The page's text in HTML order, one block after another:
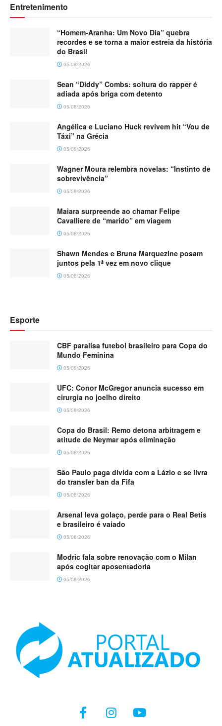
Entretenimento
“Homem-Aranha: Um Novo Dia” quebra
recordes e se torna a maior estreia da história
do Brasil
05/08/2026
Sean “Diddy” Combs: soltura do rapper é
adiada após briga com detento
05/08/2026
Angélica e Luciano Huck revivem hit “Vou de
Táxi” na Grécia
05/08/2026
Wagner Moura relembra novelas: “Instinto de
sobrevivência”
05/08/2026
Maiara surpreende ao chamar Felipe
Cavalliere de “marido” em viagem
05/08/2026
Shawn Mendes e Bruna Marquezine posam
juntos pela 1ª vez em novo clique
05/08/2026
Esporte
CBF paralisa futebol brasileiro para Copa do
Mundo Feminina
05/08/2026
UFC: Conor McGregor anuncia sucesso em
cirurgia no joelho direito
05/08/2026
Copa do Brasil: Remo detona arbitragem e
atitude de Neymar após eliminação
05/08/2026
São Paulo paga dívida com a Lázio e se livra
do transfer ban da Fifa
05/08/2026
Arsenal leva golaço, perde para o Real Betis
e brasileiro é vaiado
05/08/2026
Modric fala sobre renovação com o Milan
após cogitar aposentadoria
05/08/2026